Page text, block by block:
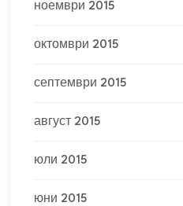
ноември 2015
октомври 2015
септември 2015
август 2015
юли 2015
юни 2015